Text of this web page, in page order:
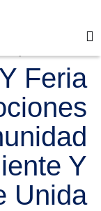
Feria
Y
Unida